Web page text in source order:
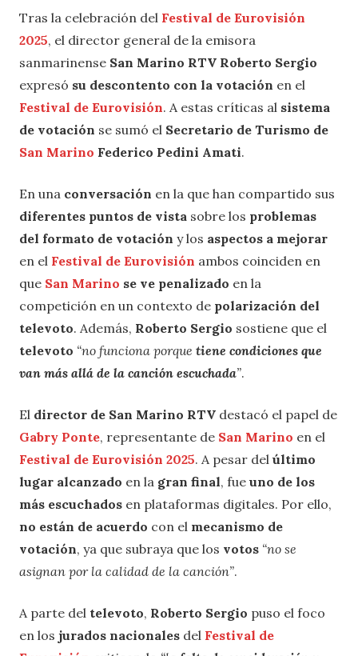
Tras la celebración del Festival de Eurovisión
2025, el director general de la emisora
sanmarinense San Marino RTV Roberto Sergio
expresó su descontento con la votación en el
Festival de Eurovisión. A estas críticas al sistema
de votación se sumó el Secretario de Turismo de
San Marino Federico Pedini Amati.
En una conversación en la que han compartido sus
diferentes puntos de vista sobre los problemas
del formato de votación y los aspectos a mejorar
en el Festival de Eurovisión ambos coinciden en
que San Marino se ve penalizado en la
competición en un contexto de polarización del
televoto. Además, Roberto Sergio sostiene que el
televoto “no funciona porque tiene condiciones que
van más allá de la canción escuchada”.
El director de San Marino RTV destacó el papel de
Gabry Ponte, representante de San Marino en el
Festival de Eurovisión 2025. A pesar del último
lugar alcanzado en la gran final, fue uno de los
más escuchados en plataformas digitales. Por ello,
no están de acuerdo con el mecanismo de
votación, ya que subraya que los votos “no se
asignan por la calidad de la canción”.
A parte del televoto, Roberto Sergio puso el foco
en los jurados nacionales del Festival de